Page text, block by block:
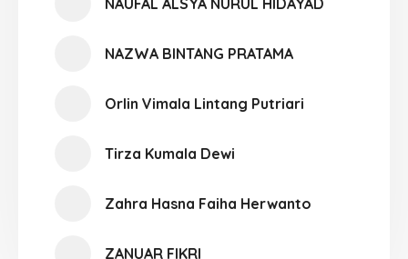
NAUFAL ALSYA NURUL HIDAYAD
NAZWA BINTANG PRATAMA
Orlin Vimala Lintang Putriari
Tirza Kumala Dewi
Zahra Hasna Faiha Herwanto
ZANUAR FIKRI